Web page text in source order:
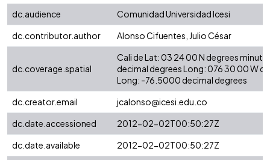
dc.audience
Comunidad Universidad Icesi
dc.contributor.author
Alonso Cifuentes, Julio César
dc.coverage.spatial
Cali de Lat: 03 24 00 N degrees
decimal degrees Long: 076 30 00 W
Long: -76.5000 decimal degrees
dc.creator.email
jcalonso@icesi.edu.co
dc.date.accessioned
2012-02-02T00:50:27Z
dc.date.available
2012-02-02T00:50:27Z